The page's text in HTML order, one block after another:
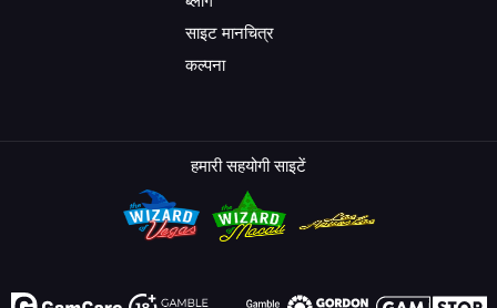
साइट मानचित्र
कल्पना
हमारी सहयोगी साइटें